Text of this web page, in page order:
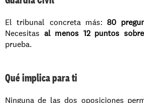
El tribunal concreta más: 80
Necesitas al menos 12 puntos
prueba.
Qué implica para ti
Ninguna de las dos oposiciones